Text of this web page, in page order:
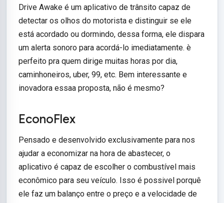
Drive Awake é um aplicativo de trânsito capaz de
detectar os olhos do motorista e distinguir se ele
está acordado ou dormindo, dessa forma, ele dispara
um alerta sonoro para acordá-lo imediatamente. è
perfeito pra quem dirige muitas horas por dia,
caminhoneiros, uber, 99, etc. Bem interessante e
inovadora essaa proposta, não é mesmo?
EconoFlex
Pensado e desenvolvido exclusivamente para nos
ajudar a economizar na hora de abastecer, o
aplicativo é capaz de escolher o combustível mais
econômico para seu veículo. Isso é possivel porquê
ele faz um balanço entre o preço e a velocidade de